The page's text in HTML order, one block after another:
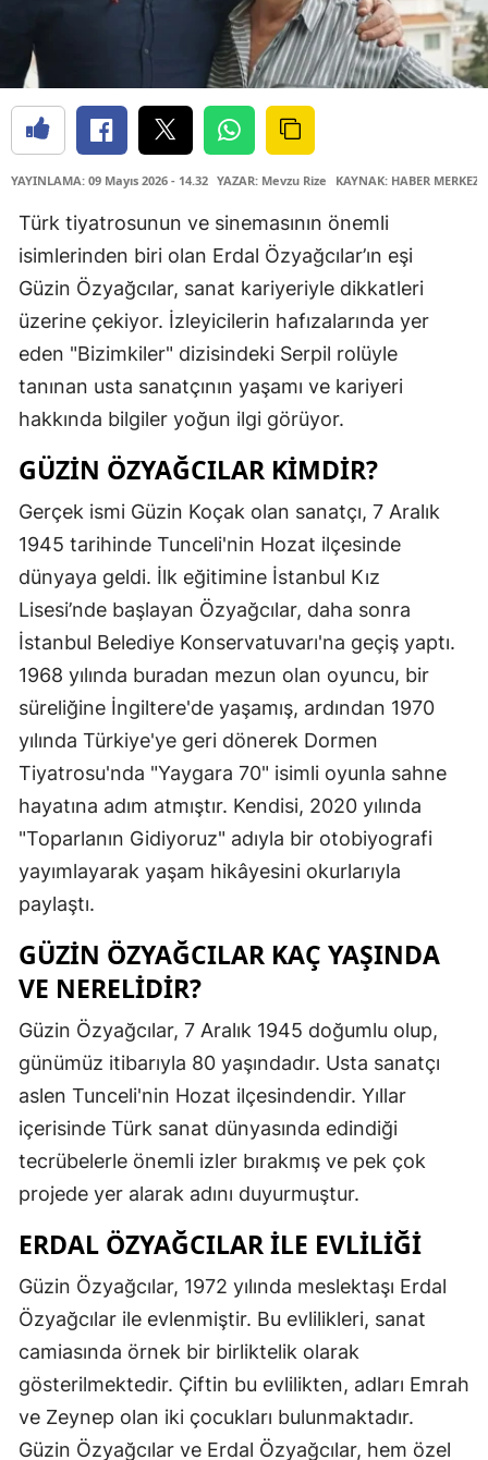
YAYINLAMA: 09 Mayıs 2026 - 14.32 YAZAR: Mevzu Rize KAYNAK: HABER MERKEZİ
Türk tiyatrosunun ve sinemasının önemli
isimlerinden biri olan Erdal Özyağcılar’ın eşi
Güzin Özyağcılar, sanat kariyeriyle dikkatleri
üzerine çekiyor. İzleyicilerin hafızalarında yer
eden "Bizimkiler" dizisindeki Serpil rolüyle
tanınan usta sanatçının yaşamı ve kariyeri
hakkında bilgiler yoğun ilgi görüyor.
GÜZIN ÖZYAĞCILAR KIMDIR?
Gerçek ismi Güzin Koçak olan sanatçı, 7 Aralık
1945 tarihinde Tunceli'nin Hozat ilçesinde
dünyaya geldi. İlk eğitimine İstanbul Kız
Lisesi’nde başlayan Özyağcılar, daha sonra
İstanbul Belediye Konservatuvarı'na geçiş yaptı.
1968 yılında buradan mezun olan oyuncu, bir
süreliğine İngiltere'de yaşamış, ardından 1970
yılında Türkiye'ye geri dönerek Dormen
Tiyatrosu'nda "Yaygara 70" isimli oyunla sahne
hayatına adım atmıştır. Kendisi, 2020 yılında
"Toparlanın Gidiyoruz" adıyla bir otobiyografi
yayımlayarak yaşam hikâyesini okurlarıyla
paylaştı.
GÜZIN ÖZYAĞCILAR KAÇ YAŞINDA
VE NERELIDIR?
Güzin Özyağcılar, 7 Aralık 1945 doğumlu olup,
günümüz itibarıyla 80 yaşındadır. Usta sanatçı
aslen Tunceli'nin Hozat ilçesindendir. Yıllar
içerisinde Türk sanat dünyasında edindiği
tecrübelerle önemli izler bırakmış ve pek çok
projede yer alarak adını duyurmuştur.
ERDAL ÖZYAĞCILAR ILE EVLILIĞI
Güzin Özyağcılar, 1972 yılında meslektaşı Erdal
Özyağcılar ile evlenmiştir. Bu evlilikleri, sanat
camiasında örnek bir birliktelik olarak
gösterilmektedir. Çiftin bu evlilikten, adları Emrah
ve Zeynep olan iki çocukları bulunmaktadır.
Güzin Özyağcılar ve Erdal Özyağcılar, hem özel